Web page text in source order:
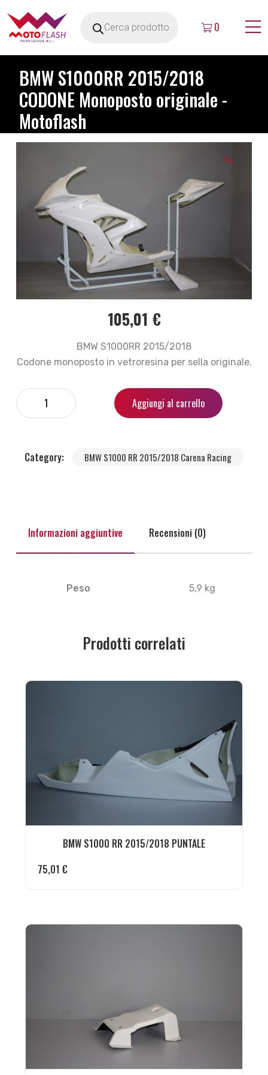
0
BMW S1000RR 2015/2018
CODONE Monoposto originale -
Motoflash
🔍
105,01 €
BMW S1000RR 2015/2018
Codone monoposto in vetroresina per sella originale.
Aggiungi al carrello
Category: BMW S1000 RR 2015/2018 Carena Racing
Informazioni aggiuntive Recensioni (0)
Peso 5,9 kg
Prodotti correlati
BMW S1000 RR 2015/2018 PUNTALE
75,01 €